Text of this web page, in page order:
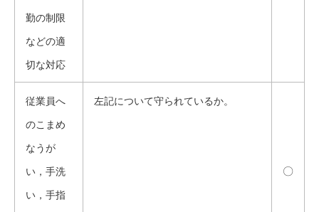
勤の制限
などの適
切な対応
従業員へ
のこまめ
なうが
い，手洗
い，手指
左記について守られているか。
〇